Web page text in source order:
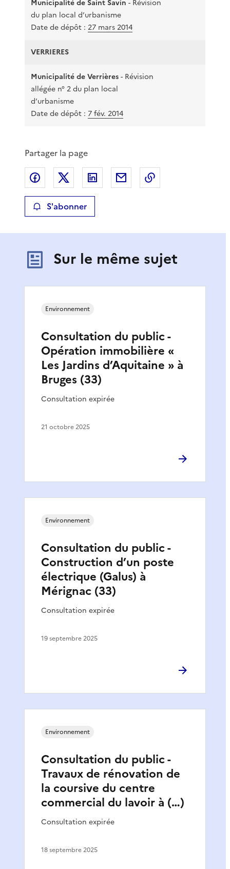
Municipalité de Saint Savin - Révision
du plan local d’urbanisme
Date de dépôt : 27 mars 2014
VERRIERES
Municipalité de Verrières- Révision
allégée n° 2 du plan local
d’urbanisme
Date de dépôt : 7 fév. 2014
Partager la page
Partager sur Facebook
Partager sur XPartager sur LinkedIn
Partager par email
S'abonner
Sur le même sujet
Consultation du public -
Opération immobilière «
Les Jardins d’Aquitaine » à
Bruges (33)
Consultation expirée
Environnement
21 octobre 2025
Consultation du public -
Construction d’un poste
électrique (Galus) à
Mérignac (33)
Consultation expirée
Environnement
19 septembre 2025
Consultation du public -
Travaux de rénovation de
la coursive du centre
commercial du lavoir à (…)
Consultation expirée
Environnement
18 septembre 2025